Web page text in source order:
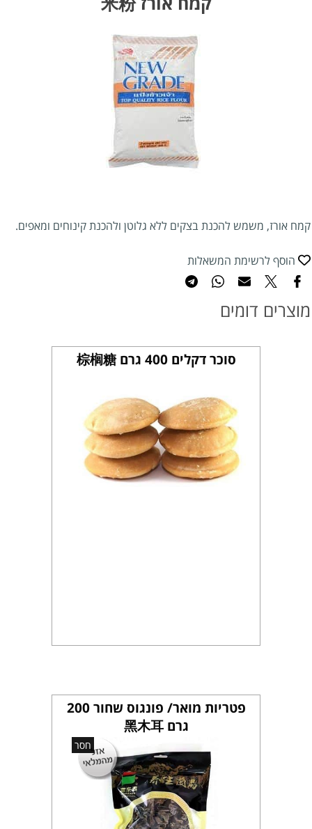
קמח אורז, משמש להכנת בצקים ללא גלוטן ולהכנת קינוחים ומאפים.
הוסף לרשימת המשאלות
מוצרים דומים
סוכר דקלים 400 גרם 棕榈糖
פטריות מואר/ פונגוס שחור 200
גרם 黑木耳
חסר